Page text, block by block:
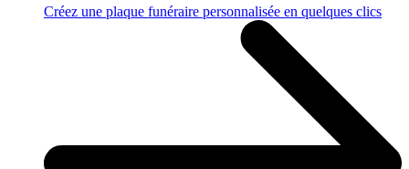
Créez une plaque funéraire personnalisée en quelques clics